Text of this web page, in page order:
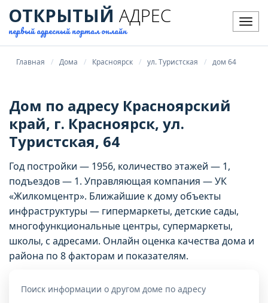
ОТКРЫТЫЙ АДРЕС
первый адресный портал онлайн
Главная Дома Красноярск ул. Туристская дом 64
Дом по адресу Красноярский
край, г. Красноярск, ул.
Туристская, 64
Год постройки — 1956, количество этажей — 1,
подъездов — 1. Управляющая компания — УК
«Жилкомцентр». Ближайшие к дому объекты
инфраструктуры — гипермаркеты, детские сады,
многофункциональные центры, супермаркеты,
школы, с адресами. Онлайн оценка качества дома и
района по 8 факторам и показателям.
Поиск информации о другом доме по адресу